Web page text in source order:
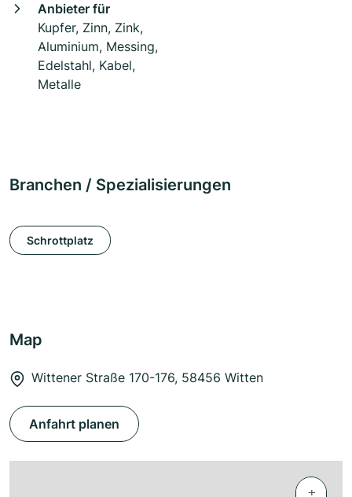
Anbieter für
Kupfer, Zinn, Zink,
Aluminium, Messing,
Edelstahl, Kabel,
Metalle
Branchen / Spezialisierungen
Schrottplatz
Map
Wittener Straße 170-176, 58456 Witten
Anfahrt planen
+